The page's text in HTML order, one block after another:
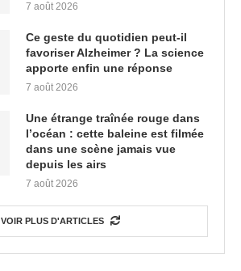
7 août 2026
Ce geste du quotidien peut-il
favoriser Alzheimer ? La science
apporte enfin une réponse
7 août 2026
Une étrange traînée rouge dans
l’océan : cette baleine est filmée
dans une scène jamais vue
depuis les airs
7 août 2026
VOIR PLUS D'ARTICLES